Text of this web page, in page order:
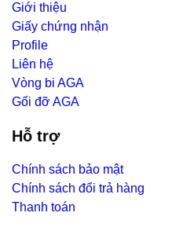
Giới thiệu
Giấy chứng nhận
Profile
Liên hệ
Vòng bi AGA
Gối đỡ AGA
Hỗ trợ
Chính sách bảo mật
Chính sách đổi trả hàng
Thanh toán